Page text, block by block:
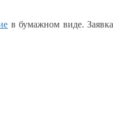
в бумажном виде. Заявка